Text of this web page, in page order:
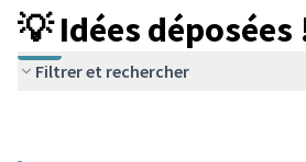
💡 Idées déposées
Filtrer et rechercher